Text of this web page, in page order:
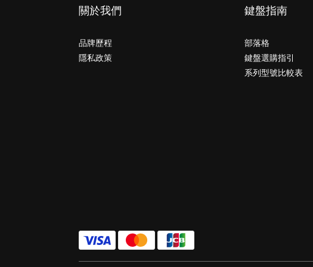
關於我們
品牌歷程
隱私政策
鍵盤指南
部落格
鍵盤選購指引
系列型號比較表